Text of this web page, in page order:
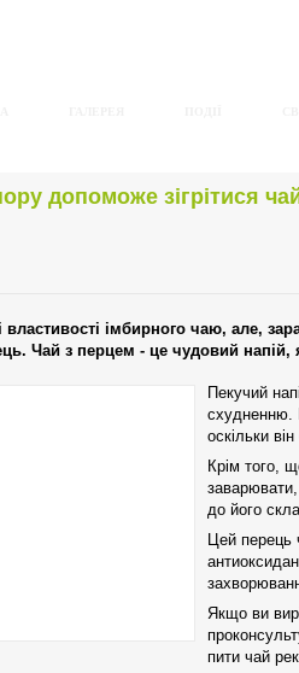
допоможе зігрітися
властивості імбирного чаю, але,
Чай з перцем - це чудовий напій,
Пекучий
схудненню.
оскільки
Крім того,
до його
Цей перець
Якщо ви
пити чай